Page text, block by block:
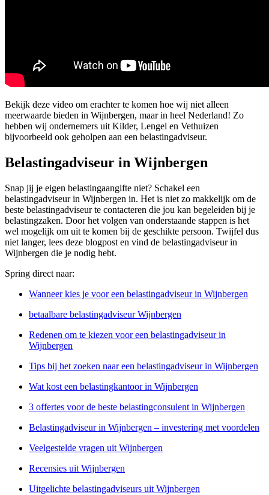
Bekijk deze video om erachter te komen hoe wij niet alleen
meerwaarde bieden in Wijnbergen, maar in heel Nederland! Zo
hebben wij ondernemers uit Kilder, Lengel en Vethuizen
bijvoorbeeld ook geholpen aan een belastingadviseur.
Belastingadviseur in Wijnbergen
Snap jij je eigen belastingaangifte niet? Schakel een
belastingadviseur in Wijnbergen in. Het is niet zo makkelijk om de
beste belastingadviseur te contacteren die jou kan begeleiden bij je
belastingzaken. Door het volgen van onderstaande stappen is het
wel mogelijk om uit te komen bij de geschikte persoon. Twijfel dus
niet langer, lees deze blogpost en vind de belastingadviseur in
Wijnbergen die je nodig hebt.
Spring direct naar:
Wanneer kies je voor een belastingadviseur in Wijnbergen
betaalbare belastingadviseur Wijnbergen
Redenen om te kiezen voor een belastingadviseur in
Wijnbergen
Tips bij het zoeken naar een belastingadviseur in Wijnbergen
Wat kost een belastingkantoor in Wijnbergen
3 offertes voor de beste belastingconsulent in Wijnbergen
Belastingadviseur in Wijnbergen – investering met voordelen
Veelgestelde vragen uit Wijnbergen
Recensies uit Wijnbergen
Uitgelichte belastingadviseurs uit Wijnbergen